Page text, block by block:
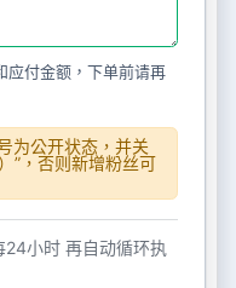
付金额，下单前请再
为公开状态，并关
”，否则新增粉丝可
小时 再自动循环执